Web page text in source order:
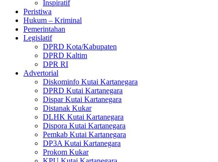
Inspiratif
Peristiwa
Hukum – Kriminal
Pemerintahan
Legislatif
DPRD Kota/Kabupaten
DPRD Kaltim
DPR RI
Advertorial
Diskominfo Kutai Kartanegara
DPRD Kutai Kartanegara
Dispar Kutai Kartanegara
Distanak Kukar
DLHK Kutai Kartanegara
Dispora Kutai Kartanegara
Pemkab Kutai Kartanegara
DP3A Kutai Kartanegara
Prokom Kukar